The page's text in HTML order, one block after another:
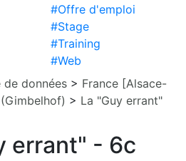
#Offre d'emploi
#Stage
#Training
#Web
de données > France [Alsace-
> La "Guy errant"
errant" - 6c